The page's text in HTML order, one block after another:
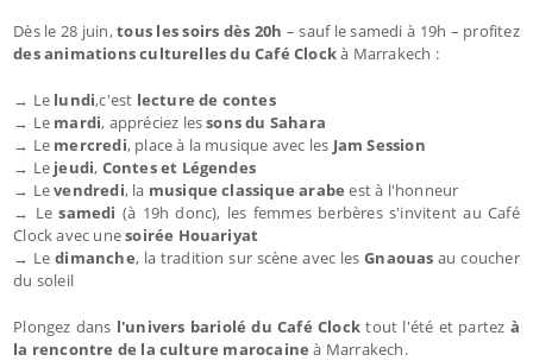
Dès le 28 juin,tous les soirs dès 20h – sauf le samedi à 19h – profitez
des animations culturelles du Café Clockà Marrakech :
→ Le lundi,c'est lecture de contes
→ Le mardi, appréciez lessons du Sahara
→ Le mercredi, place à la musique avec les Jam Session
→ Le jeudi, Contes et Légendes
→ Levendredi, la musique classique arabe est à l'honneur
→ Lesamedi (à 19h donc), les femmes berbères s'invitent au Café
Clock avec unesoirée Houariyat
→ Ledimanche, la tradition sur scène avec lesGnaouas au coucher
du soleil
Plongez dans l'univers bariolé du Café Clock tout l'été et partez à
la rencontre de la culture marocaine à Marrakech.